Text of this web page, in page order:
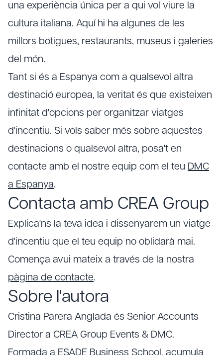
una experiència única per a qui vol viure la
cultura italiana. Aquí hi ha algunes de les
millors botigues, restaurants, museus i galeries
del món.
Tant si és a Espanya com a qualsevol altra
destinació europea, la veritat és que existeixen
infinitat d'opcions per organitzar viatges
d'incentiu. Si vols saber més sobre aquestes
destinacions o qualsevol altra, posa't en
contacte amb el nostre equip com el teu DMC
a Espanya.
Contacta amb CREA Group
Explica'ns la teva idea i dissenyarem un viatge
d'incentiu que el teu equip no oblidarà mai.
Comença avui mateix a través de la nostra
pàgina de contacte.
Sobre l'autora
Cristina Parera Anglada és Senior Accounts
Director a CREA Group Events & DMC.
Formada a ESADE Business School, acumula